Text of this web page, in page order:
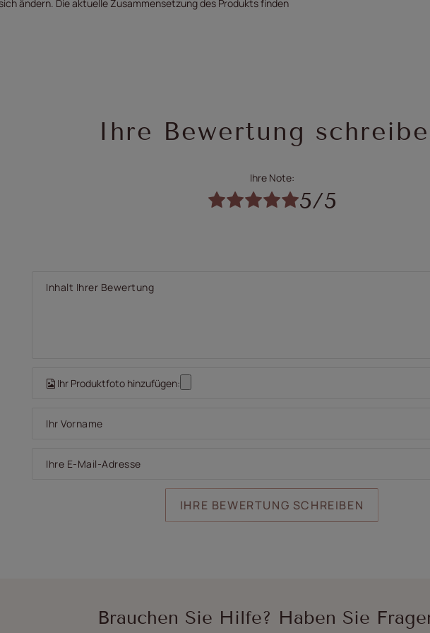
ändern. Die aktuelle Zusammensetzung des Produkts finden
Ihre Bewertung
Ihre Note:
5/5
Inhalt Ihrer Bewertung
Ihr Produktfoto hinzufügen:
Ihr Vorname
Ihre E-Mail-Adresse
IHRE BEWERTUNG SCHREIBEN
Brauchen Sie Hilfe? Haben Sie